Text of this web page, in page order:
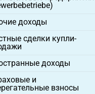
доходы
menu
сделки купли-
menu
доходы
menu
и
взносы
menu